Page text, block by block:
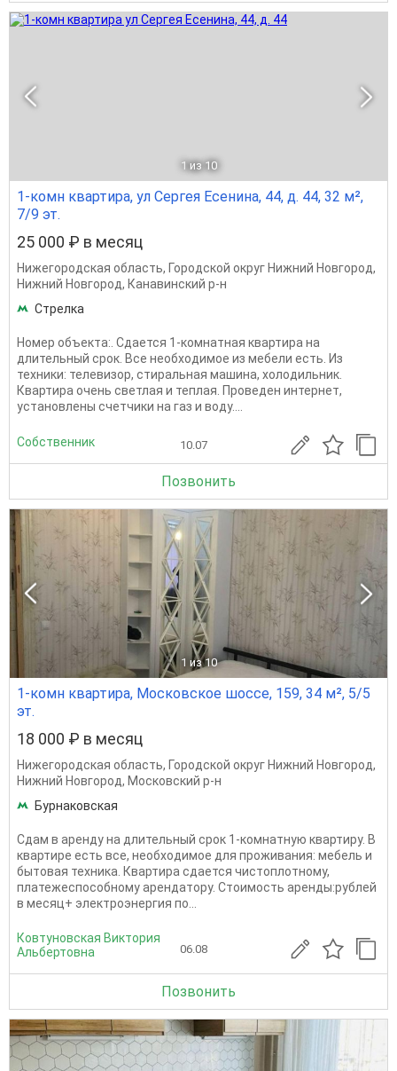
1 из 10
1-комн квартира, ул Сергея Есенина, 44, д. 44, 32 м²,
7/9 эт.
25 000 ₽ в месяц
Нижегородская область, Городской округ Нижний Новгород,
Нижний Новгород, Канавинский р-н
Стрелка
Номер объекта:. Сдается 1-комнатная квартира на
длительный срок. Все необходимое из мебели есть. Из
техники: телевизор, стиральная машина, холодильник.
Квартира очень светлая и теплая. Проведен интернет,
установлены счетчики на газ и воду....
Собственник 10.07
Позвонить
1 из 10
1-комн квартира, Московское шоссе, 159, 34 м², 5/5
эт.
18 000 ₽ в месяц
Нижегородская область, Городской округ Нижний Новгород,
Нижний Новгород, Московский р-н
Бурнаковская
Сдам в аренду на длительный срок 1-комнатную квартиру. В
квартире есть все, необходимое для проживания: мебель и
бытовая техника. Квартира сдается чистоплотному,
платежеспособному арендатору. Стоимость аренды:рублей
в месяц+ электроэнергия по...
Ковтуновская Виктория
Альбертовна
06.08
Позвонить